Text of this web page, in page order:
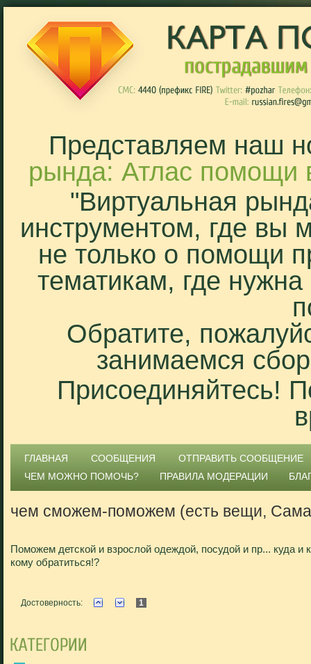
Представляем наш
рында: Атлас помощи
"Виртуальная
инструментом, где вы
не только о помощи
тематикам, где
Обратите,
занимаемся
Присоединяйтесь!
ГЛАВНАЯ СООБЩЕНИЯ
ОТПРАВИТЬ СООБЩЕНИЕ
ЧЕМ МОЖНО ПОМОЧЬ?
ПРАВИЛА МОДЕРАЦИИ
чем сможем-поможем (есть вещи,
Поможем детской и взрослой одеждой, посудой и пр... куда и к
кому обратиться!?
Достоверность: 1